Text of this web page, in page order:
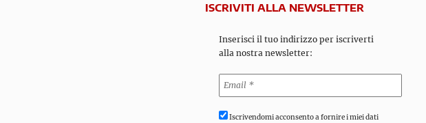
ISCRIVITI ALLA NEWSLETTER
Inserisci il tuo indirizzo per iscriverti
alla nostra newsletter:
Iscrivendomi acconsento a fornire i miei dati